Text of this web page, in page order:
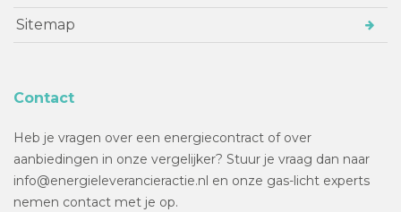
Sitemap
Contact
Heb je vragen over een energiecontract of over
aanbiedingen in onze vergelijker? Stuur je vraag dan naar
info@energieleverancieractie.nl en onze gas-licht experts
nemen contact met je op.